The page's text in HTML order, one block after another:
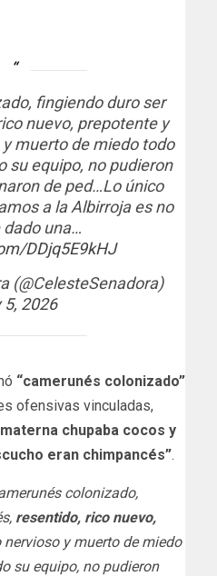
fingiendo duro ser
nuevo, prepotente y
muerto de miedo todo
su equipo, no pudieron
de ped…Lo único
a la Albirroja es no
dado una…
DDjq5E9kHJ
(@CelesteSenadora)
5, 2026
“camerunés colonizado”
ofensivas vinculadas,
chupaba cocos y
eran chimpancés”.
colonizado,
resentido, rico nuevo,
nervioso y muerto de miedo
su equipo, no pudieron